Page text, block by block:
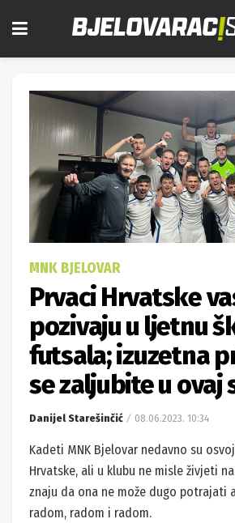
MNK BJELOVAR
Prvaci Hrvatske
pozivaju u ljetnu
futsala; izuzetna
se zaljubite u ovaj
Danijel Starešinčić 08.06.2023. 10:34
Kadeti MNK Bjelovar nedavno su
Hrvatske, ali u klubu ne misle živjeti
znaju da ona ne može dugo potrajati
radom, radom i radom.